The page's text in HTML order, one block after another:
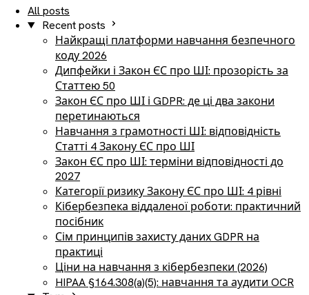
All posts
Recent posts
Найкращі платформи навчання безпечного
коду 2026
Дипфейки і Закон ЄС про ШІ: прозорість за
Статтею 50
Закон ЄС про ШІ і GDPR: де ці два закони
перетинаються
Навчання з грамотності ШІ: відповідність
Статті 4 Закону ЄС про ШІ
Закон ЄС про ШІ: терміни відповідності до
2027
Категорії ризику Закону ЄС про ШІ: 4 рівні
Кібербезпека віддаленої роботи: практичний
посібник
Сім принципів захисту даних GDPR на
практиці
Ціни на навчання з кібербезпеки (2026)
HIPAA §164.308(a)(5): навчання та аудити OCR